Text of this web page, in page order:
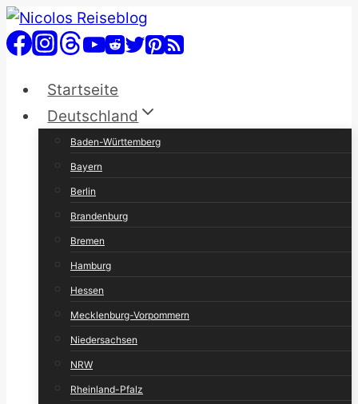
Zum
Inhalt
Startseite
Deutschland
Baden-Württemberg
Bayern
Berlin
Brandenburg
Bremen
Hamburg
Hessen
Mecklenburg-Vorpommern
Niedersachsen
NRW
Rheinland-Pfalz